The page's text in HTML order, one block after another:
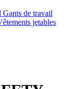
Gants de travail
jetables